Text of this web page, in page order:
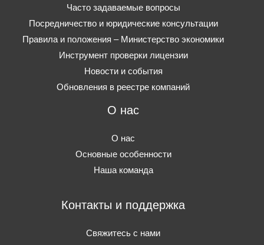
Часто задаваемые вопросы
Посредничество и юридические консультации
Правила и положения – Министерство экономики
Инструмент проверки лицензии
Новости и события
Обновления в реестре компаний
О нас
О нас
Основные особенности
Наша команда
Контакты и поддержка
Свяжитесь с нами